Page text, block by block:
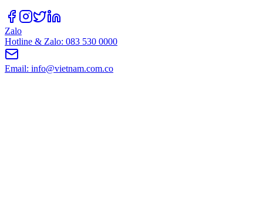
Zalo
Hotline & Zalo: 083 530 0000
Email: info@vietnam.com.co